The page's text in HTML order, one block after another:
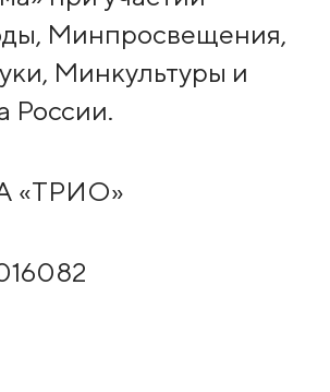
Минпросвещения,
Минкультуры и
России.
«ТPИO»